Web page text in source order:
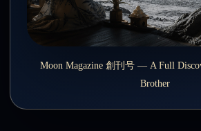
Moon Magazine 創刊号 — A Full
Brother